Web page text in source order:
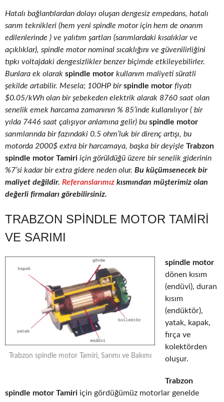
Hatalı bağlantılardan dolayı oluşan dengesiz empedans, hatalı
sarım teknikleri (hem yeni spindle motor için hem de onarım
edilenlerinde ) ve yalıtım şartları (sarımlardaki kısalıklar ve
açıklıklar), spindle motor nominal sıcaklığını ve güvenilirliğini
tıpkı voltajdaki dengesizlikler benzer biçimde etkileyebilirler.
Bunlara ek olarak spindle motor kullanım maliyeti süratli
şekilde artabilir. Mesela; 100HP birspindle motor fiyatı
$0.05/kWh olan bir şebekeden elektrik alarak 8760 saat olan
senelik emek harcama zamanının % 85’inde kullanılıyor ( bir
yılda 7446 saat çalışıyor anlamına gelir) bu spindle motor
sarımlarında bir fazındaki 0.5 ohm’luk bir direnç artışı, bu
motorda 2000$ extra bir harcamaya, başka bir deyişle Trabzon
spindle motor Tamiri için görüldüğü üzere bir senelik giderinin
%7’si kadar bir extra gidere neden olur. Bu küçümsenecek bir
maliyet değildir. Referanslarımız kısmından müşterimiz olan
değerli firmaları görebilirsiniz.
TRABZON SPINDLE MOTOR TAMIRI
VE SARIMI
Trabzon spindle motor Tamiri, Sarımı ve Bakımı
spindle motor
dönen kısım
(endüvi), duran
kısım
(endüktör),
yatak, kapak,
fırça ve
kolektörden
oluşur.
Trabzon
spindle motor Tamiri için gördüğümüz motorlar genelde